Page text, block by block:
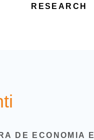
RESEARCH
DE ECONOMIA E